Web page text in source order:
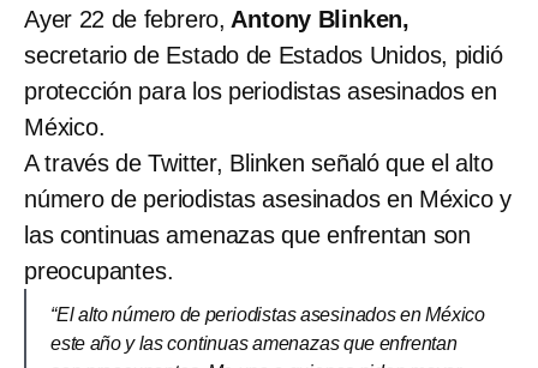
Ayer 22 de febrero, Antony Blinken,
secretario de Estado de Estados Unidos, pidió
protección para los periodistas asesinados en
México.
A través de Twitter, Blinken señaló que el alto
número de periodistas asesinados en México y
las continuas amenazas que enfrentan son
preocupantes.
“El alto número de periodistas asesinados en México
este año y las continuas amenazas que enfrentan